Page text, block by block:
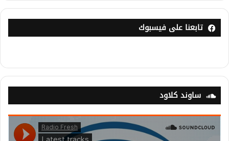
تابعنا على فيسبوك
ساوند كلاود